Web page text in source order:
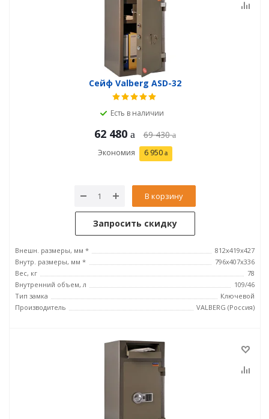
Сейф Valberg ASD-32
Есть в наличии
62 480 69 430
Экономия 6 950
В корзину
Запросить скидку
Внешн. размеры, мм *
812x419x427
Внутр. размеры, мм *
796х407х336
Вес, кг
78
Внутренний объем, л
109/46
Тип замка
Ключевой
Производитель
VALBERG (Россия)